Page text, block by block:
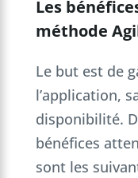
Les
méthode
Le but est de
l’application,
disponibilité.
bénéfices
sont les